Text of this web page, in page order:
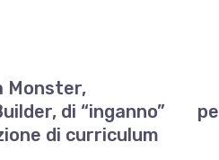
Monster,
di “inganno”
di curriculum